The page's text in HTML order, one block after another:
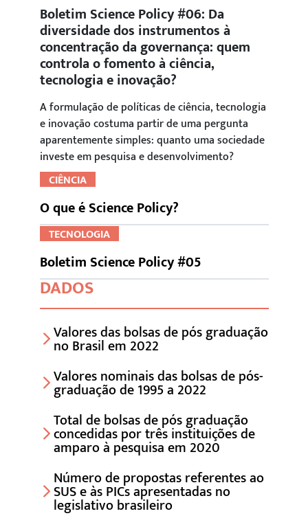
Boletim Science Policy #06: Da
diversidade dos instrumentos à
concentração da governança: quem
controla o fomento à ciência,
tecnologia e inovação?
A formulação de políticas de ciência, tecnologia
e inovação costuma partir de uma pergunta
aparentemente simples: quanto uma sociedade
investe em pesquisa e desenvolvimento?
CIÊNCIA
O que é Science Policy?
TECNOLOGIA
Boletim Science Policy #05
DADOS
Valores das bolsas de pós graduação
no Brasil em 2022
Valores nominais das bolsas de pós-
graduação de 1995 a 2022
Total de bolsas de pós graduação
concedidas por três instituições de
amparo à pesquisa em 2020
Número de propostas referentes ao
SUS e às PICs apresentadas no
legislativo brasileiro